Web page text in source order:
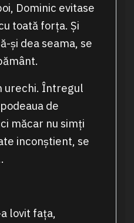
Dominic evitase
toată forța. Și
și dea seama, se
urechi. Întregul
de
măcar nu simți
inconștient, se
lovit fața,